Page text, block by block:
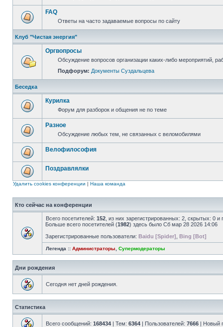
FAQ
Ответы на часто задаваемые вопросы по сайту
Клуб "Чистая энергия"
Оргвопросы
Обсуждение вопросов организации каких-либо мероприятий,
Подфорум: Документы Суздальцева
Беседка
Курилка
Форум для разборок и общения не по теме
Разное
Обсуждение любых тем, не связанных с веломобилями
Велофилософия
Поздравлялки
Удалить cookies конференции | Наша команда
Кто сейчас на конференции
Всего посетителей: 152 , из них зарегистрированных: 2, скрытых: 0
Больше всего посетителей (1982) здесь было Сб мар 28 2026 14:06
Зарегистрированные пользователи: Baidu [Spider] Bing [Bot]
Легенда :: Администраторы Супермодераторы
Дни рождения
Сегодня нет дней рождения.
Статистика
Всего сообщений: 168434 | Тем: 6364 | Пользователей: 7666 | Новый